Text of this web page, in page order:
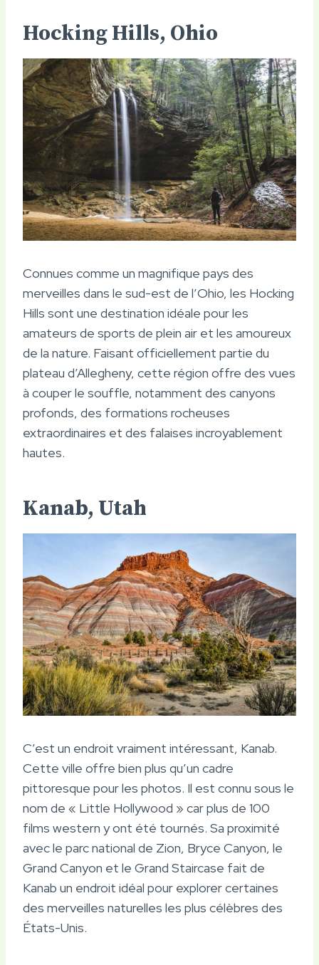
Hocking Hills, Ohio
Connues comme un magnifique pays des
merveilles dans le sud-est de l’Ohio, les Hocking
Hills sont une destination idéale pour les
amateurs de sports de plein air et les amoureux
de la nature. Faisant officiellement partie du
plateau d’Allegheny, cette région offre des vues
à couper le souffle, notamment des canyons
profonds, des formations rocheuses
extraordinaires et des falaises incroyablement
hautes.
Kanab, Utah
C’est un endroit vraiment intéressant, Kanab.
Cette ville offre bien plus qu’un cadre
pittoresque pour les photos. Il est connu sous le
nom de « Little Hollywood » car plus de 100
films western y ont été tournés. Sa proximité
avec le parc national de Zion, Bryce Canyon, le
Grand Canyon et le Grand Staircase fait de
Kanab un endroit idéal pour explorer certaines
des merveilles naturelles les plus célèbres des
États-Unis.